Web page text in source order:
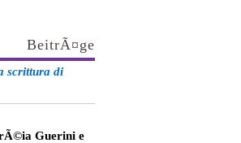
BeitrÃ¤ge
scrittura di
Guerini e